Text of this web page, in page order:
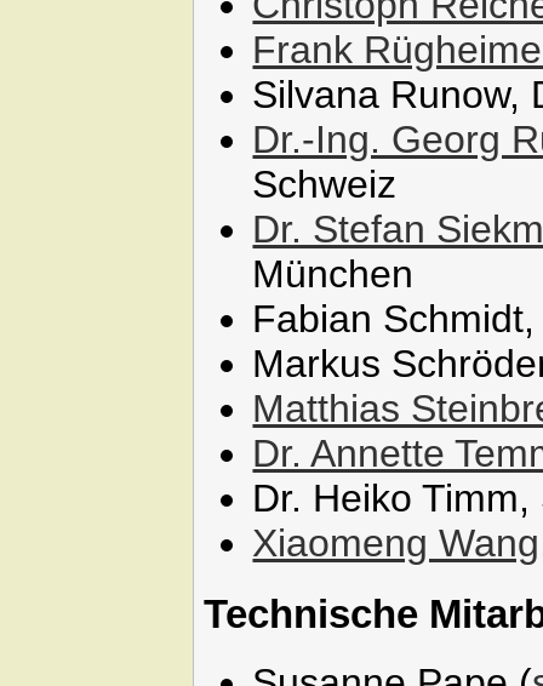
Frank
Silvana Runow,
Dr.-Ing. Georg
Schweiz
Dr. Stefan
München
Fabian
Markus
Matthias
Dr. Annette
Dr. Heiko
Xiaomeng Wang
Technische